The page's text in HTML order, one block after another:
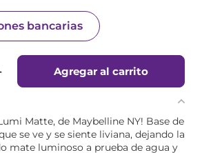
bancarias
Agregar al carrito
Matte, de Maybelline NY! Base de
se ve y se siente liviana, dejando la
mate luminoso a prueba de agua y